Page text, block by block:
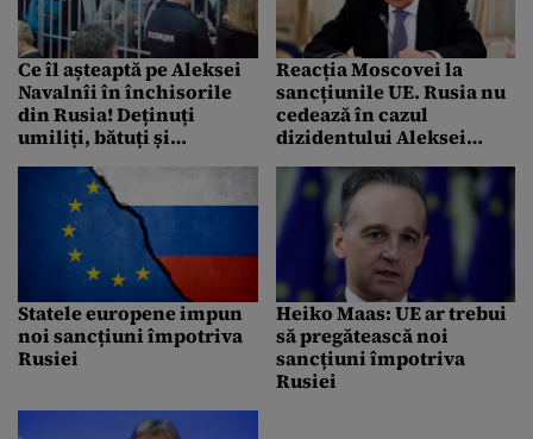
Ce îl așteaptă pe Aleksei
Navalnîi în închisorile
din Rusia! Deținuți
umiliți, bătuți și
Reacția Moscovei la
sancțiunile UE. Rusia nu
cedează în cazul
dizidentului Aleksei
Statele europene impun
noi sancțiuni împotriva
Rusiei
Heiko Maas: UE ar trebui
să pregătească noi
sancțiuni împotriva
Rusiei